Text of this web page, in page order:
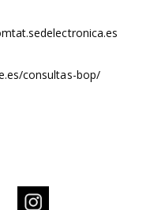
consultas-bop/